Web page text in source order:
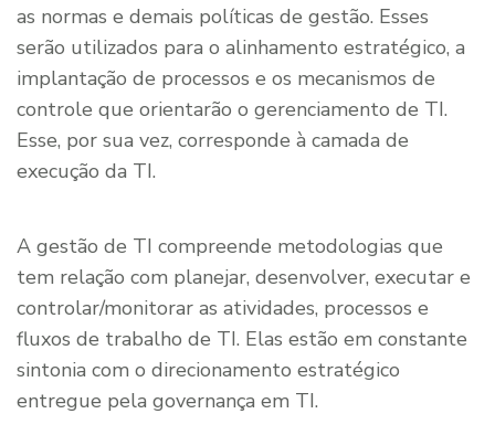
as normas e demais políticas de gestão. Esses
serão utilizados para o alinhamento estratégico, a
implantação de processos e os mecanismos de
controle que orientarão o gerenciamento de TI.
Esse, por sua vez, corresponde à camada de
execução da TI.
A gestão de TI compreende metodologias que
tem relação com planejar, desenvolver, executar e
controlar/monitorar as atividades, processos e
fluxos de trabalho de TI. Elas estão em constante
sintonia com o direcionamento estratégico
entregue pela governança em TI.